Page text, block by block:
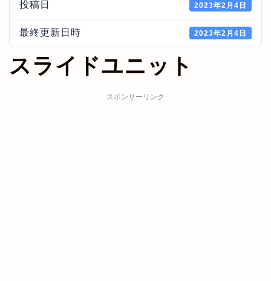
投稿日 2023年2月4日
最終更新日時 2023年2月4日
スライドユニット
スポンサーリンク